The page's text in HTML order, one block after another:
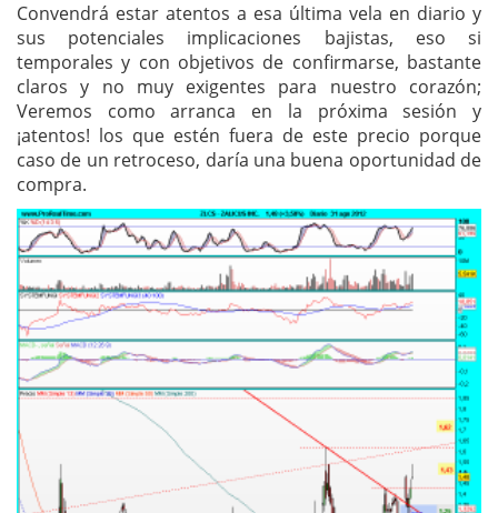
Convendrá estar atentos a esa última vela en diario y
sus potenciales implicaciones bajistas, eso si
temporales y con objetivos de confirmarse, bastante
claros y no muy exigentes para nuestro corazón;
Veremos como arranca en la próxima sesión y
¡atentos! los que estén fuera de este precio porque
caso de un retroceso, daría una buena oportunidad de
compra.